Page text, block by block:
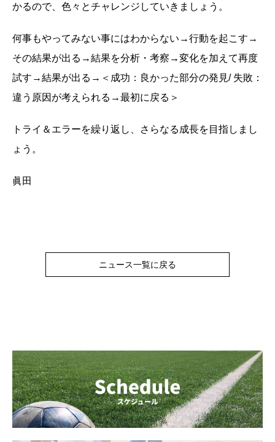
かるので、色々とチャレンジしていきましょう。
何事もやってみない事にはわからない→行動を起こす→
その結果が出る→結果を分析・考察→変化を加えて再度
試す→結果が出る→＜成功：良かった部分の発見/ 失敗：
違う原因が考えられる→最初に戻る＞
トライ＆エラーを繰り返し、さらなる成長を目指しまし
ょう。
眞田
ニュース一覧に戻る